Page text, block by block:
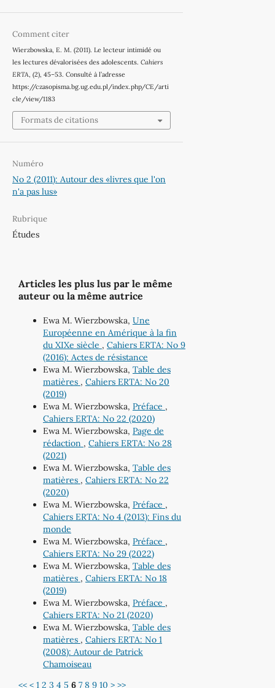
Comment citer
Wierzbowska, E. M. (2011). Le lecteur intimidé ou
les lectures dévalorisées des adolescents. Cahiers
ERTA , (2), 45–53. Consulté à l’adresse
https://czasopisma.bg.ug.edu.pl/index.php/CE/arti
cle/view/1183
Formats de citations
Numéro
No 2 (2011): Autour des «livres que l'on
n'a pas lus»
Rubrique
Études
Articles les plus lus par le même
auteur ou la même autrice
Ewa M. Wierzbowska, Une
Européenne en Amérique à la fin
du XIXe siècle , Cahiers ERTA: No 9
(2016): Actes de résistance
Ewa M. Wierzbowska, Table des
matières , Cahiers ERTA: No 20
(2019)
Ewa M. Wierzbowska, Préface ,
Cahiers ERTA: No 22 (2020)
Ewa M. Wierzbowska, Page de
rédaction , Cahiers ERTA: No 28
(2021)
Ewa M. Wierzbowska, Table des
matières , Cahiers ERTA: No 22
(2020)
Ewa M. Wierzbowska, Préface ,
Cahiers ERTA: No 4 (2013): Fins du
monde
Ewa M. Wierzbowska, Préface ,
Cahiers ERTA: No 29 (2022)
Ewa M. Wierzbowska, Table des
matières , Cahiers ERTA: No 18
(2019)
Ewa M. Wierzbowska, Préface ,
Cahiers ERTA: No 21 (2020)
Ewa M. Wierzbowska, Table des
matières , Cahiers ERTA: No 1
(2008): Autour de Patrick
Chamoiseau
<< < 1 2 3 4 5 6 7 8 9 10 > >>